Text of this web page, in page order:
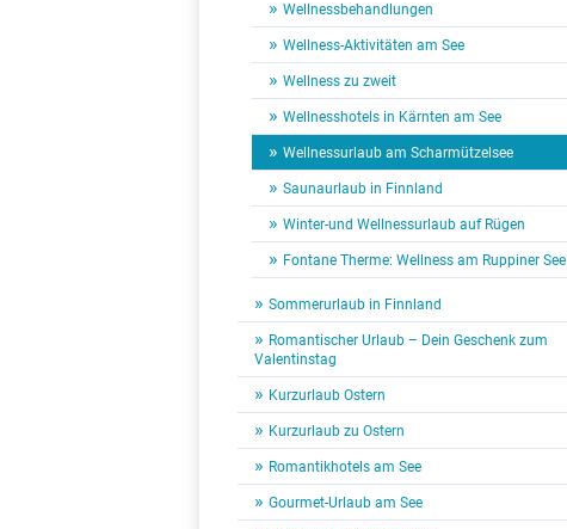
Wellnessbehandlungen
Wellness-Aktivitäten am See
Wellness zu zweit
Wellnesshotels in Kärnten am See
Wellnessurlaub am Scharmützelsee
Saunaurlaub in Finnland
Winter-und Wellnessurlaub auf Rügen
Fontane Therme: Wellness am Ruppiner See
Sommerurlaub in Finnland
Romantischer Urlaub – Dein Geschenk zum
Valentinstag
Kurzurlaub Ostern
Kurzurlaub zu Ostern
Romantikhotels am See
Gourmet-Urlaub am See